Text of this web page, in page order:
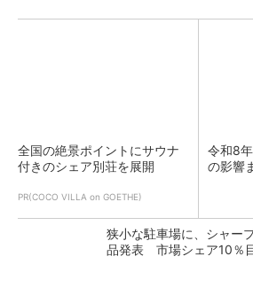
全国の絶景ポイントにサウナ
付きのシェア別荘を展開
PR(COCO VILLA on GOETHE)
令和8
の影響
狭小な駐車場に、シャー
品発表 市場シェア10％